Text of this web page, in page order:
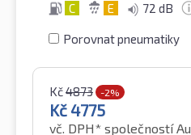
C E 72 dB
Porovnat pneumatiky
Kč4873 -2%
Kč4775
vč. DPH* společností